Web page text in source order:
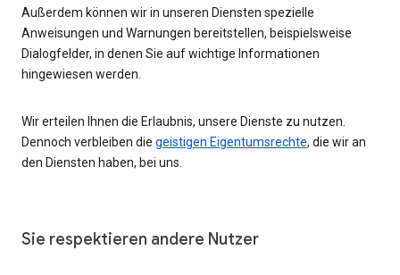
Außerdem können wir in unseren Diensten spezielle
Anweisungen und Warnungen bereitstellen, beispielsweise
Dialogfelder, in denen Sie auf wichtige Informationen
hingewiesen werden.
Wir erteilen Ihnen die Erlaubnis, unsere Dienste zu nutzen.
Dennoch verbleiben die geistigen Eigentumsrechte, die wir an
den Diensten haben, bei uns.
Sie respektieren andere Nutzer